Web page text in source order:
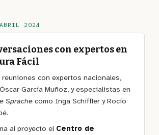
2024
con expertos en
Fácil
reuniones con expertos nacionales,
García Muñoz, y especialistas en
Sprache como Inga Schiffler y Rocío
al proyecto el Centro de